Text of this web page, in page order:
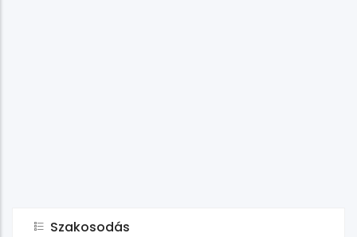
Szakosodás